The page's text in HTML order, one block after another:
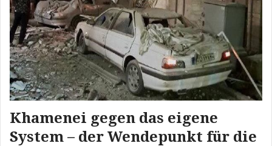
Khamenei gegen das eigene
System – der Wendepunkt für die